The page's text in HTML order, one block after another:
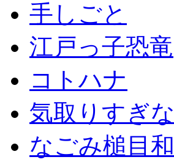
手しごと
江戸っ子恐竜
コトハナ
気取りすぎ
なごみ槌目